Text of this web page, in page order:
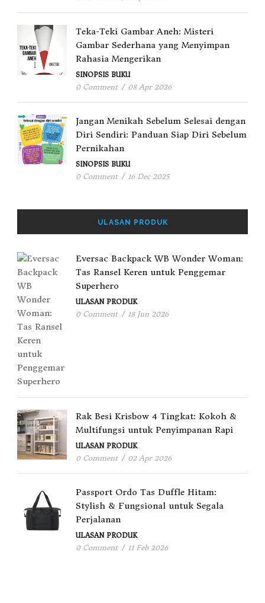
Teka-Teki Gambar Aneh: Misteri
Gambar Sederhana yang Menyimpan
Rahasia Mengerikan
SINOPSIS BUKU
0 Comment / 08 Apr 2026
Jangan Menikah Sebelum Selesai dengan
Diri Sendiri: Panduan Siap Diri Sebelum
Pernikahan
SINOPSIS BUKU
0 Comment / 16 Dec 2025
ULASAN PRODUK
Eversac Backpack WB Wonder Woman:
Tas Ransel Keren untuk Penggemar
Superhero
ULASAN PRODUK
0 Comment / 18 Jun 2026
Rak Besi Krisbow 4 Tingkat: Kokoh &
Multifungsi untuk Penyimpanan Rapi
ULASAN PRODUK
0 Comment / 02 Apr 2026
Passport Ordo Tas Duffle Hitam:
Stylish & Fungsional untuk Segala
Perjalanan
ULASAN PRODUK
0 Comment / 11 Feb 2026